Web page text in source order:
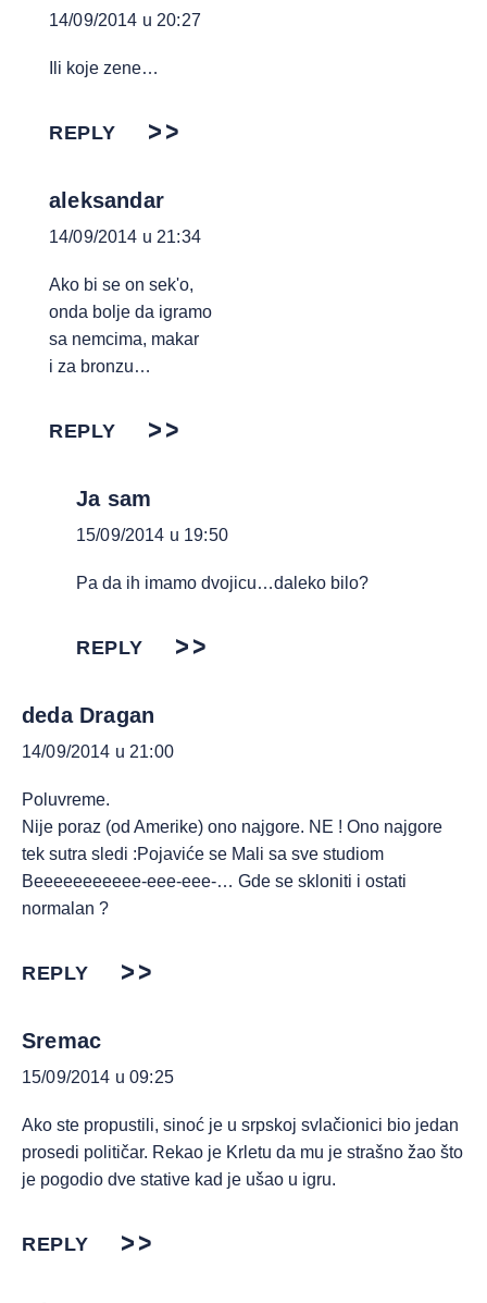
14/09/2014 u 20:27
Ili koje zene…
REPLY
aleksandar
14/09/2014 u 21:34
Ako bi se on sek'o,
onda bolje da igramo
sa nemcima, makar
i za bronzu…
REPLY
Ja sam
15/09/2014 u 19:50
Pa da ih imamo dvojicu…daleko bilo?
REPLY
deda Dragan
14/09/2014 u 21:00
Poluvreme.
Nije poraz (od Amerike) ono najgore. NE ! Ono najgore
tek sutra sledi :Pojaviće se Mali sa sve studiom
Beeeeeeeeeee-eee-eee-… Gde se skloniti i ostati
normalan ?
REPLY
Sremac
15/09/2014 u 09:25
Ako ste propustili, sinoć je u srpskoj svlačionici bio jedan
prosedi političar. Rekao je Krletu da mu je strašno žao što
je pogodio dve stative kad je ušao u igru.
REPLY